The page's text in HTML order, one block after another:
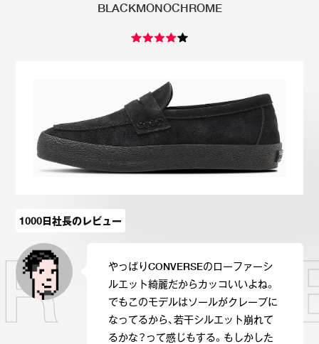
スニーカー診断 プライバシーポリシー 免責事項 お問い合わせ
CONVERSE
ASICS
Reebok OTHERS
SEARCH SNEAKER
BLACKMONOCHROME
Ⅱ
1000日社長のレビュー
やっぱりCONVERSEのローファーシ
ルエット綺麗だからカッコいいよね。
でもこのモデルはソールがクレープに
なってるから、若干シルエット崩れて
るかな？って感じもする。もしかした